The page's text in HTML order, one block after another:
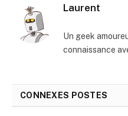
Laurent
Un geek
connaissance
CONNEXES POSTES